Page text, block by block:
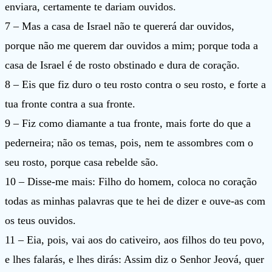
enviara, certamente te dariam ouvidos.
7 – Mas a casa de Israel não te quererá dar ouvidos,
porque não me querem dar ouvidos a mim; porque toda a
casa de Israel é de rosto obstinado e dura de coração.
8 – Eis que fiz duro o teu rosto contra o seu rosto, e forte a
tua fronte contra a sua fronte.
9 – Fiz como diamante a tua fronte, mais forte do que a
pederneira; não os temas, pois, nem te assombres com o
seu rosto, porque casa rebelde são.
10 – Disse-me mais: Filho do homem, coloca no coração
todas as minhas palavras que te hei de dizer e ouve-as com
os teus ouvidos.
11 – Eia, pois, vai aos do cativeiro, aos filhos do teu povo,
e lhes falarás, e lhes dirás: Assim diz o Senhor Jeová, quer